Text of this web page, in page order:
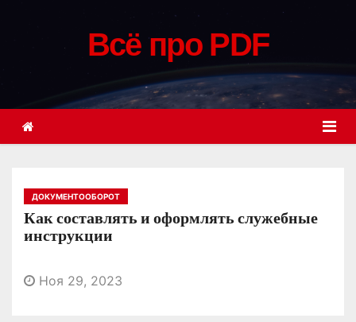
и
Всё про PDF
ДОКУМЕНТООБОРОТ
Как составлять и оформлять служебные
инструкции
Ноя 29, 2023